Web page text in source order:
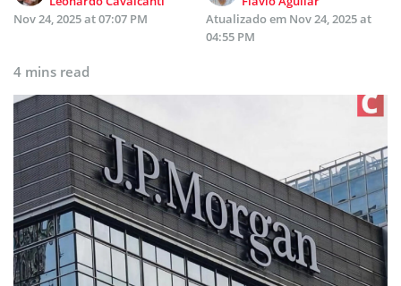
Nov 24, 2025 at 07:07 PM
Atualizado em Nov 24, 2025 at
04:55 PM
4 mins read